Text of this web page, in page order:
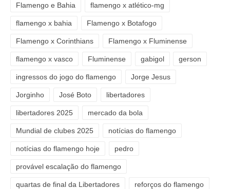
Flamengo e Bahia flamengo x atlético-mg
flamengo x bahia Flamengo x Botafogo
Flamengo x Corinthians Flamengo x Fluminense
flamengo x vasco Fluminense gabigol gerson
ingressos do jogo do flamengo Jorge Jesus
Jorginho José Boto libertadores
libertadores 2025 mercado da bola
Mundial de clubes 2025 notícias do flamengo
notícias do flamengo hoje pedro
provável escalação do flamengo
quartas de final da Libertadores reforços do flamengo